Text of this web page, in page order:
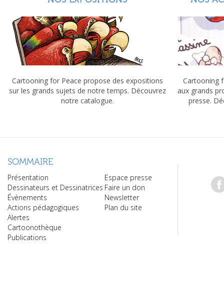
Cartooning for Peace propose des expositions
sur les grands sujets de notre temps. Découvrez
notre catalogue.
Cartooning
aux grands
presse.
SOMMAIRE
Présentation
Dessinateurs et Dessinatrices
Évènements
Actions pédagogiques
Alertes
Cartoonothèque
Publications
Espace presse
Faire un don
Newsletter
Plan du site